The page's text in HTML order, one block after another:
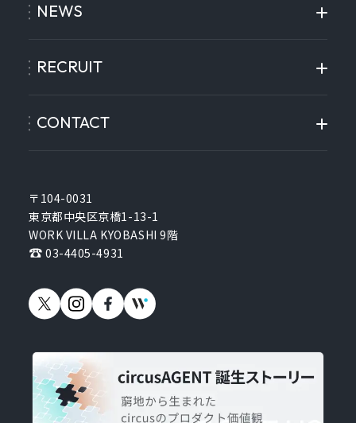
〒104-0031
東京都中央区京橋1-13-1
WORK VILLA KYOBASHI 9階
03-4405-4931
NEWS
RECRUIT
CONTACT